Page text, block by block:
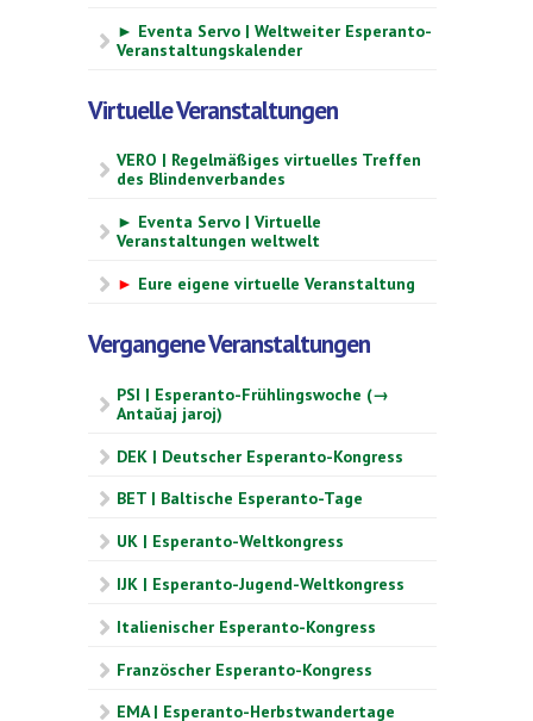
► Eventa Servo | Weltweiter Esperanto-
Veranstaltungskalender
Virtuelle Veranstaltungen
VERO | Regelmäßiges virtuelles Treffen
des Blindenverbandes
► Eventa Servo | Virtuelle
Veranstaltungen weltwelt
► Eure eigene virtuelle Veranstaltung
Vergangene Veranstaltungen
PSI | Esperanto-Frühlingswoche (→
Antaŭaj jaroj)
DEK | Deutscher Esperanto-Kongress
BET | Baltische Esperanto-Tage
UK | Esperanto-Weltkongress
IJK | Esperanto-Jugend-Weltkongress
Italienischer Esperanto-Kongress
Französcher Esperanto-Kongress
EMA | Esperanto-Herbstwandertage